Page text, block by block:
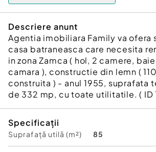
Descriere anunt
Agentia imobiliara Family va ofera
casa batraneasca care necesita
in zona Zamca ( hol, 2 camere,
camara ), constructie din lemn (
construita ) - anul 1955, suprafata
de 332 mp, cu toate utilitatile. ( ID
Specificații
Suprafață utilă (m²) 85